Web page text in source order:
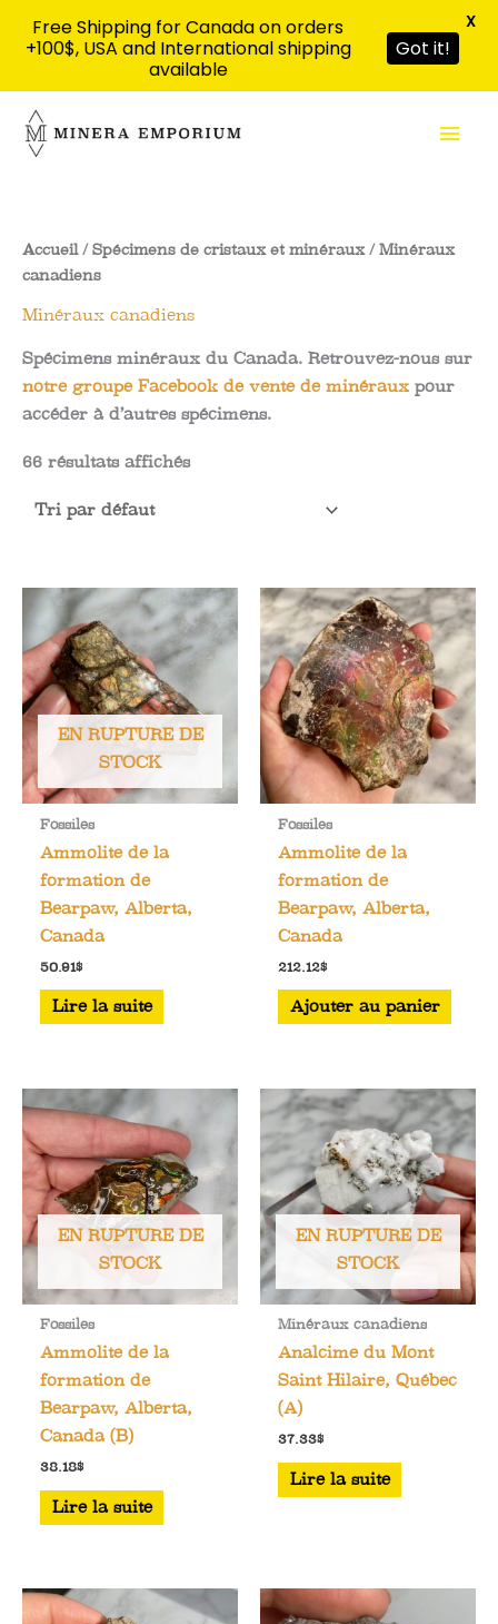
contenu
Accueil/Spécimens de cristaux et minéraux/ Minéraux
canadiens
Minéraux canadiens
Spécimens minéraux du Canada. Retrouvez-nous sur
notre groupe Facebook de vente de minéraux pour
accéder à d’autres spécimens.
66 résultats affichés
EN RUPTURE DE
STOCK
Fossiles
Ammolite de la
formation de
Bearpaw, Alberta,
Canada
50.91$
Lire la suite
Fossiles
Ammolite de la
formation de
Bearpaw, Alberta,
Canada
212.12$
Ajouter au panier
EN RUPTURE DE
STOCK
Fossiles
Ammolite de la
formation de
Bearpaw, Alberta,
Canada (B)
38.18$
Lire la suite
EN RUPTURE DE
STOCK
Minéraux canadiens
Analcime du Mont
Saint Hilaire, Québec
(A)
37.33$
Lire la suite
Free Shipping for Canada on orders
+100$, USA and International shipping
available
Got it!
X